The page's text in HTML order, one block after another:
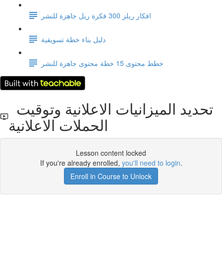
افكار ريلز 300 فكرة ريل جاهزة للنشر
دليل بناء خطة تسويقية
خطط محتوى 15 خطة محتوى جاهزة للنشر
تحديد الميزانيات الاعلانية وتوقيت
الحملات الاعلانية
Lesson content locked
If you're already enrolled, you'll need to login.
Enroll in Course to Unlock